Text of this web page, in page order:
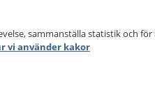
sammanställa statistik och
vi använder kakor